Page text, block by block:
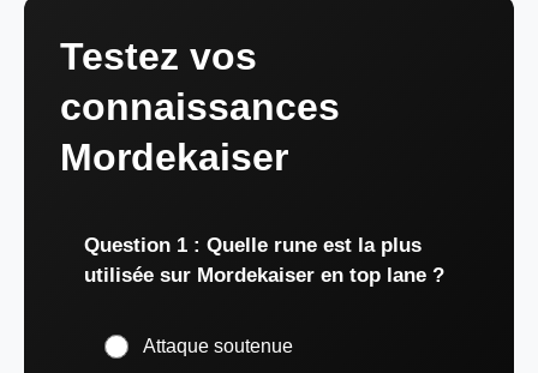
Testez vos
connaissances
Mordekaiser
Question 1 : Quelle rune est la plus
utilisée sur Mordekaiser en top lane ?
Attaque soutenue